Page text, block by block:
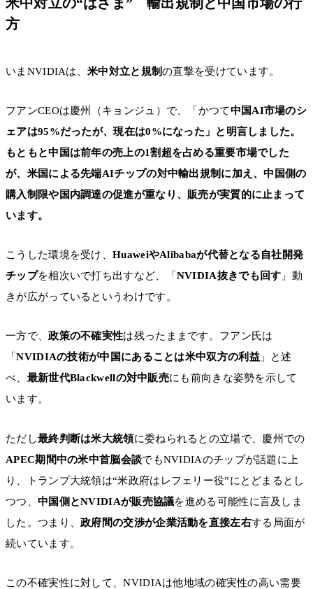
方
いまNVIDIAは、 米中対立と規制の直撃を受けています。
フアンCEOは慶州（キョンジュ）で、「かつて中国AI市場のシ
ェアは95%だったが、現在は0%になった」と明言しました。
もともと中国は前年の売上の1割超を占める重要市場でした
が、米国による先端AIチップの対中輸出規制に加え、中国側の
購入制限や国内調達の促進が重なり、販売が実質的に止まって
います。
こうした環境を受け、HuaweiやAlibabaが代替となる自社開発
チップを相次いで打ち出すなど、「 NVIDIA抜きでも回す 」動
きが広がっているというわけです。
一方で、政策の不確実性は残ったままです。フアン氏は
「NVIDIAの技術が中国にあることは米中双方の利益」と述
べ、 最新世代Blackwellの対中販売にも前向きな姿勢を示して
います。
ただし最終判断は米大統領に委ねられるとの立場で、慶州での
APEC期間中の米中首脳会談でもNVIDIAのチップが話題に上
り、トランプ大統領は“米政府はレフェリー役”にとどまるとし
つつ、 中国側とNVIDIAが販売協議を進める可能性に言及しま
した。つまり、政府間の交渉が企業活動を直接左右する局面が
続いています。
この不確実性に対して、NVIDIAは他地域の確実性の高い需要